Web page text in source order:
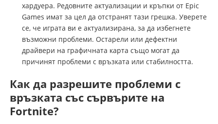
хардуера. Редовните актуализации и кръпки от Epic
Games имат за цел да отстранят тази грешка. Уверете
се, че играта ви е актуализирана, за да избегнете
възможни проблеми. Остарели или дефектни
драйвери на графичната карта също могат да
причинят проблеми с връзката или стабилността.
Как да разрешите проблеми с
връзката със сървърите на
Fortnite?